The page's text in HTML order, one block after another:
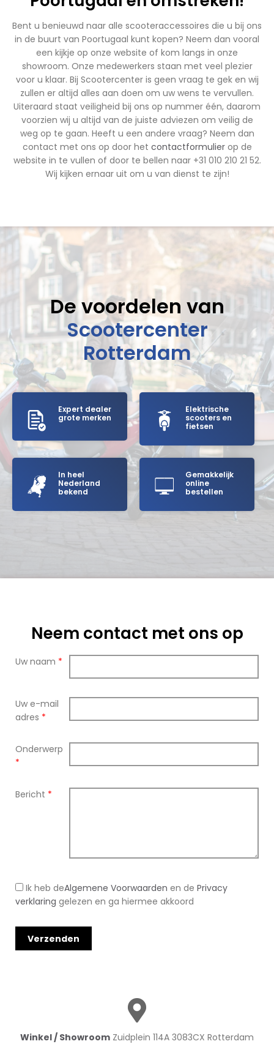
Bent u benieuwd naar alle scooteraccessoires die u bij ons
in de buurt van Poortugaal kunt kopen? Neem dan vooral
een kijkje op onze website of kom langs in onze
showroom. Onze medewerkers staan met veel plezier
voor u klaar. Bij Scootercenter is geen vraag te gek en wij
zullen er altijd alles aan doen om uw wens te vervullen.
Uiteraard staat veiligheid bij ons op nummer één, daarom
voorzien wij u altijd van de juiste adviezen om veilig de
weg op te gaan. Heeft u een andere vraag? Neem dan
contact met ons op door het contactformulierop de
website in te vullen of door te bellen naar +31 010 210 21 52.
Wij kijken ernaar uit om u van dienst te zijn!
De voordelen van
Scootercenter
Rotterdam
Expert dealer
grote merken
Elektrische
scooters en
fietsen
In heel
Nederland
bekend
Gemakkelijk
online
bestellen
Neem contact met ons op
Uw naam *
Uw e-mail
adres *
Onderwerp
*
Bericht *
Ik heb deAlgemene Voorwaarden en de Privacy
verklaring gelezen en ga hiermee akkoord
Winkel / Showroom Zuidplein 114A 3083CX Rotterdam